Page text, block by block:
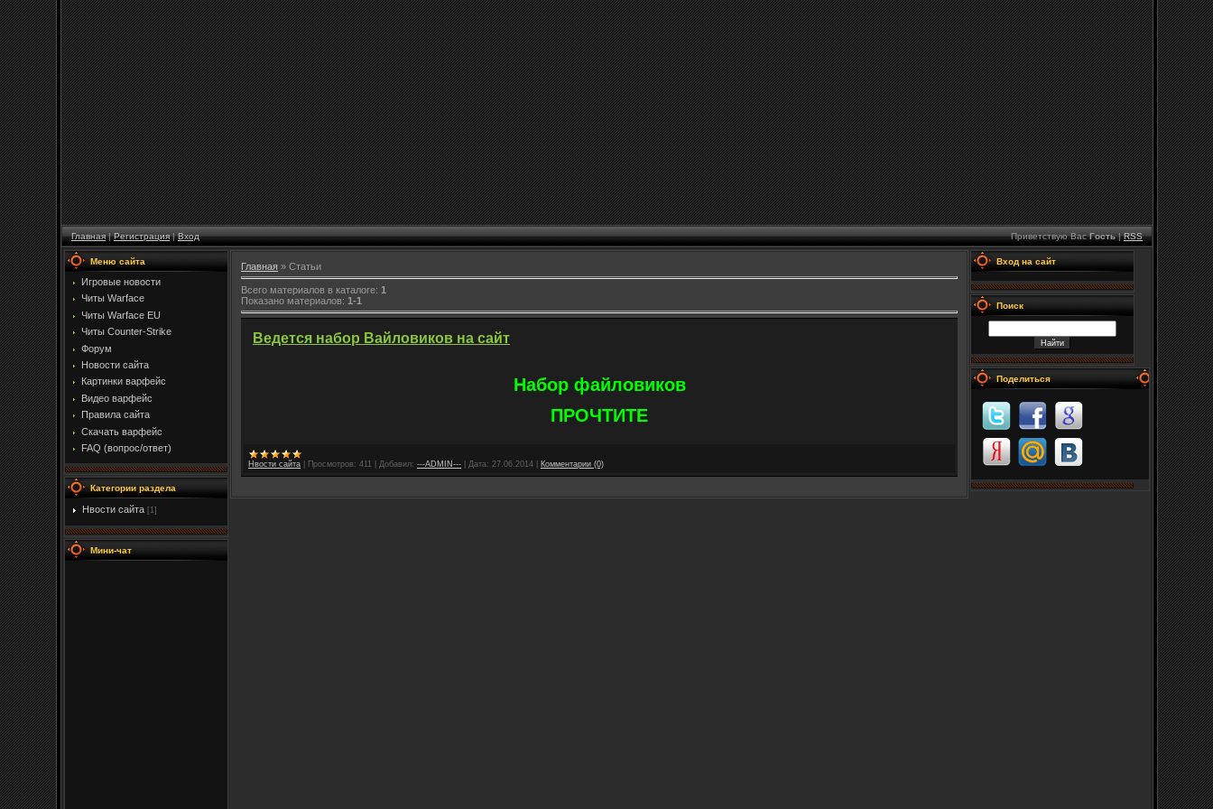
Главная|Регистрация|Вход Приветствую Вас Гость|RSS
Меню сайта
Игровые новости
Читы Warface
Читы Warface EU
Читы Counter-Strike
Форум
Новости сайта
Картинки варфейс
Видео варфейс
Правила сайта
Скачать варфейс
FAQ (вопрос/ответ)
Категории раздела
Нвости сайта [1]
Мини-чат
Главная » Статьи
Всего материалов в каталоге: 1
Показано материалов: 1-1
Ведется набор Вайловиков на сайт
Набор файловиков
ПРОЧТИТЕ
Нвости сайта Просмотров: 411 Добавил: ---ADMIN--- Дата: 27.06.2014 Комментарии (0)
Вход на сайт
Поиск
Поделиться